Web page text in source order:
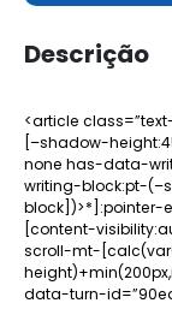
Descrição
<article
[–shadow-
none has-data-
writing-block:pt-
block])>*]:pointer-
[content-
scroll-mt-
data-turn-